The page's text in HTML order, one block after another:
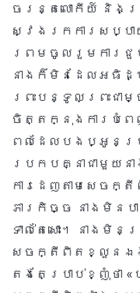
ចរន្តលោកីយ៍ និង
ស្វែងរកការសប្ប
ព្រមចូលរួមការជួ
នាងក៏មិនដែលអធិ
ព្រះបន្ទូលព្រះជា
ចិត្តក្នុងការបំព
ពេលដែលបងប្អូន
ប្រកបគ្នាជាមួយនា
ការដេញតាមសេចក្
ភារកិច្ច នាងមិ
ទាល់តែសោះ។ នាងមិ
សេចក្តីពិតខ្លួនឯង
តែងតែប្រាប់ខ្ញុំថា